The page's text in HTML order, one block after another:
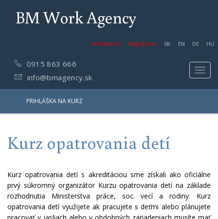
BM Work Agency
Prihlásenie Registrácia SK EN DE HU
0915 863 666
info@bmagency.sk
PRIHLÁŠKA NA KURZ
Kurz opatrovania detí
Kurz opatrovania detí s akreditáciou sme získali ako oficiálne
prvý súkromný organizátor Kurzu opatrovania detína základe
rozhodnutia Ministerstva práce, soc. vecí a rodiny. Kurz
opatrovania detí využijete ak pracujete s deťmi alebo plánujete
pracovať v jasliach alebo v obdobných zariadeniach musíte mať